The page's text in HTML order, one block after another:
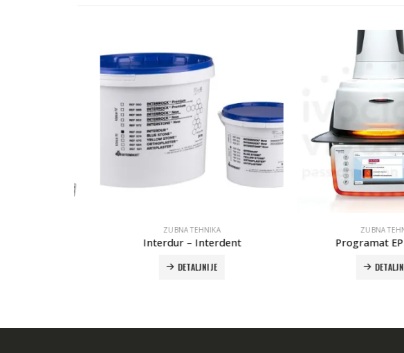
ZUBNA TEHNIKA
Interdur – Interdent
DETALJNIJE
ZUBNA TEHNIKA
Programat EP
DETALJNIJE